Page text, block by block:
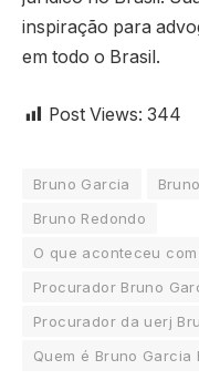
inspiração para
em todo o Brasil.
Post Views: 344
Bruno Garcia
Bruno Redondo
O que aconteceu
Procurador Bruno
Procurador da uerj
Quem é Bruno Garcia